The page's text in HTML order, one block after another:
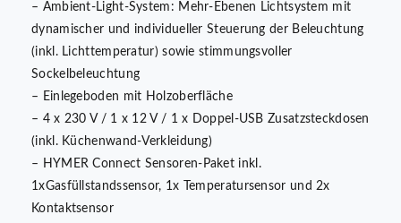
– Ambient-Light-System: Mehr-Ebenen Lichtsystem mit
dynamischer und individueller Steuerung der Beleuchtung
(inkl. Lichttemperatur) sowie stimmungsvoller
Sockelbeleuchtung
– Einlegeboden mit Holzoberfläche
– 4 x 230 V / 1 x 12 V / 1 x Doppel-USB Zusatzsteckdosen
(inkl. Küchenwand-Verkleidung)
– HYMER Connect Sensoren-Paket inkl.
1xGasfüllstandssensor, 1x Temperatursensor und 2x
Kontaktsensor